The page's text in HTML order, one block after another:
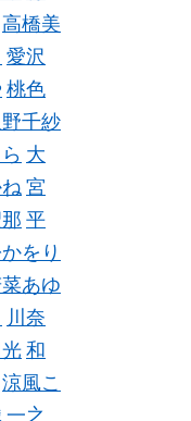
高橋美
愛沢
桃色
千紗
大
宮
平
をり
あゆ
川奈
和
涼風こ
一之